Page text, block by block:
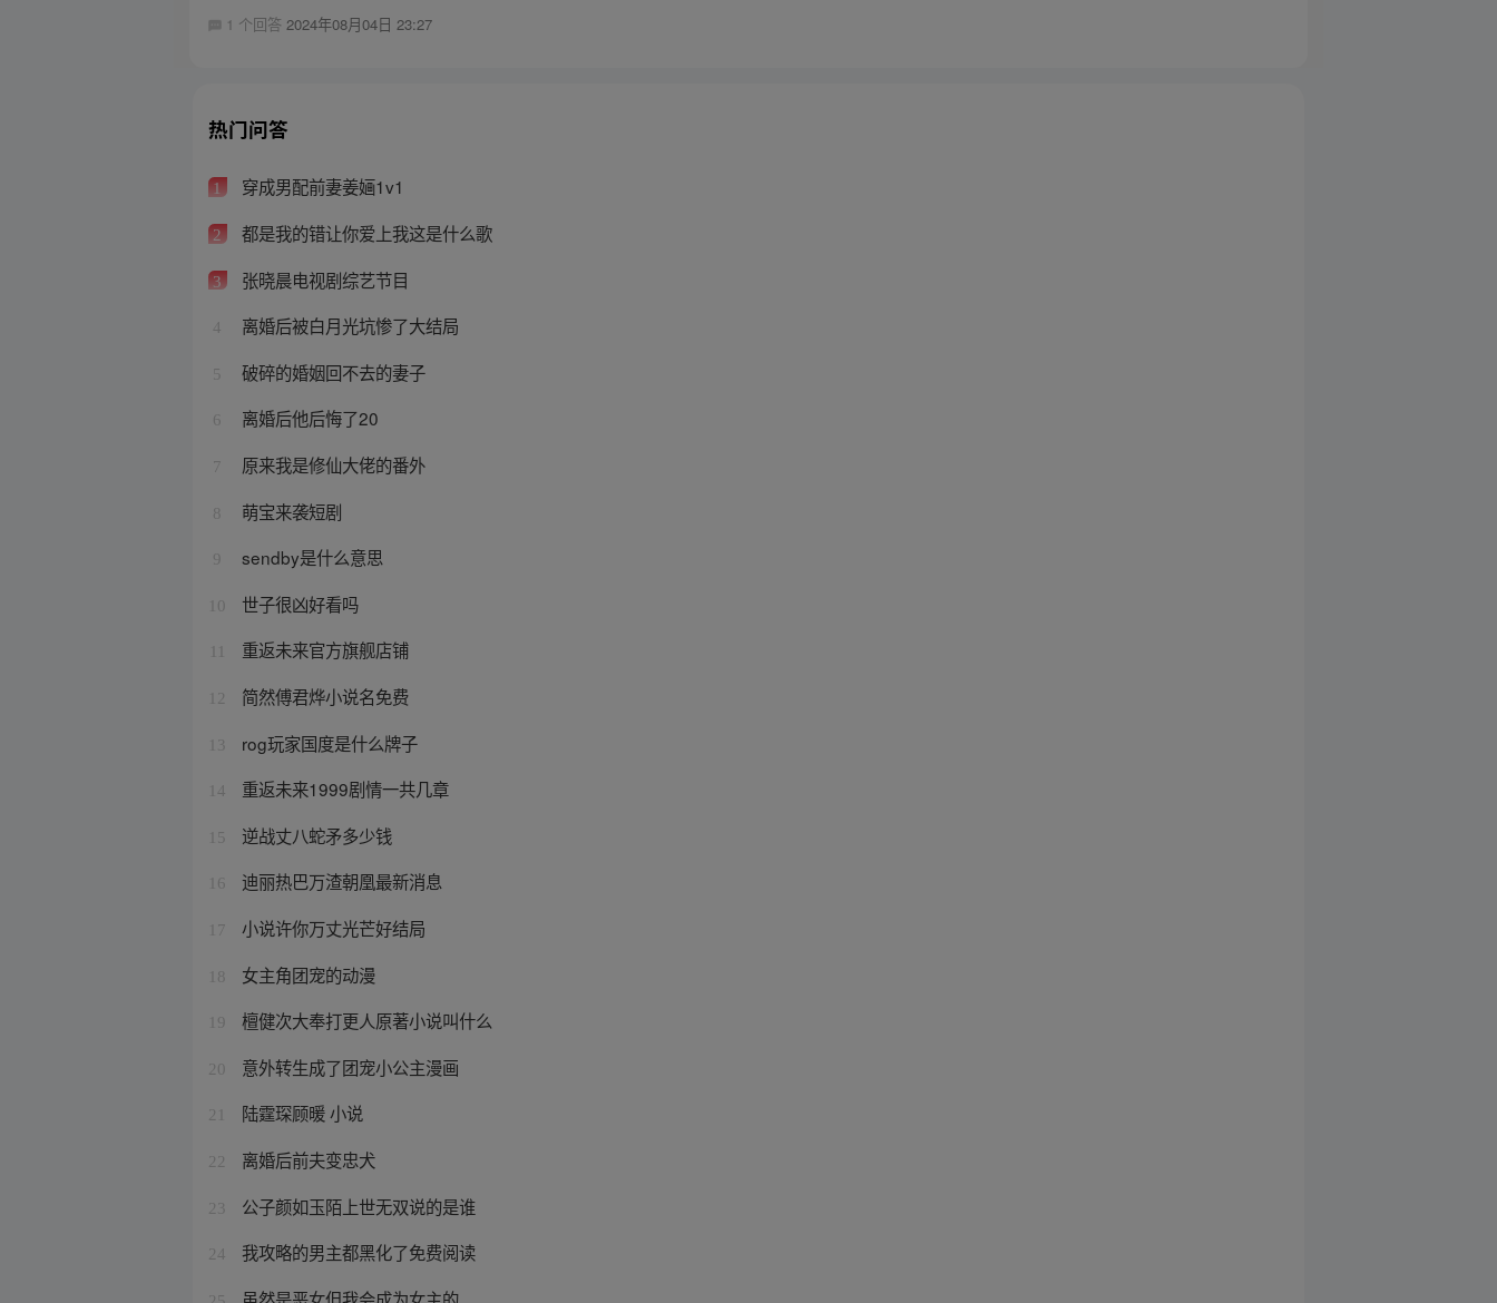
1 个回答2024年08月04日 23:27
热门问答
1 穿成男配前妻姜婳1v1
2 都是我的错让你爱上我这是什么歌
3 张晓晨电视剧综艺节目
4 离婚后被白月光坑惨了大结局
5 破碎的婚姻回不去的妻子
6 离婚后他后悔了20
7 原来我是修仙大佬的番外
8 萌宝来袭短剧
9 sendby是什么意思
10 世子很凶好看吗
重返未来官方旗舰店铺
12 简然傅君烨小说名免费
13 rog玩家国度是什么牌子
14 重返未来1999剧情一共几章
15 逆战丈八蛇矛多少钱
16 迪丽热巴万渣朝凰最新消息
17 小说许你万丈光芒好结局
18 女主角团宠的动漫
19 檀健次大奉打更人原著小说叫什么
20 意外转生成了团宠小公主漫画
21 陆霆琛顾暖 小说
22 离婚后前夫变忠犬
23 公子颜如玉陌上世无双说的是谁
24 我攻略的男主都黑化了免费阅读